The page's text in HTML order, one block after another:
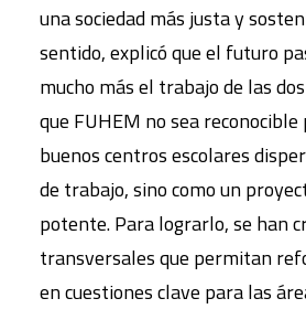
una sociedad más justa y
sentido, explicó que el futuro
mucho más el trabajo de las
que FUHEM no sea
buenos centros escolares
de trabajo, sino como un
potente. Para lograrlo, se han
transversales que permitan
en cuestiones clave para las